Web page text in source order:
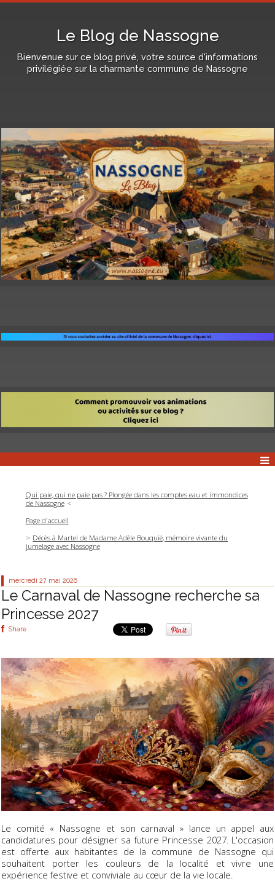
Le Blog de Nassogne
Bienvenue sur ce blog privé, votre source d'informations
privilégiée sur la charmante commune de Nassogne
Qui paie, qui ne paie pas ? Plongée dans les comptes eau et immondices
de Nassogne
Page d'accueil
Décès à Martel de Madame Adèle Bouquié, mémoire vivante du
jumelage avec Nassogne
mercredi 27 mai 2026
Le Carnaval de Nassogne recherche sa
Princesse 2027
Share
Le comité « Nassogne et son carnaval » lance un appel aux
candidatures pour désigner sa future Princesse 2027. L'occasion
est offerte aux habitantes de la commune de Nassogne qui
souhaitent porter les couleurs de la localité et vivre une
expérience festive et conviviale au cœur de la vie locale.